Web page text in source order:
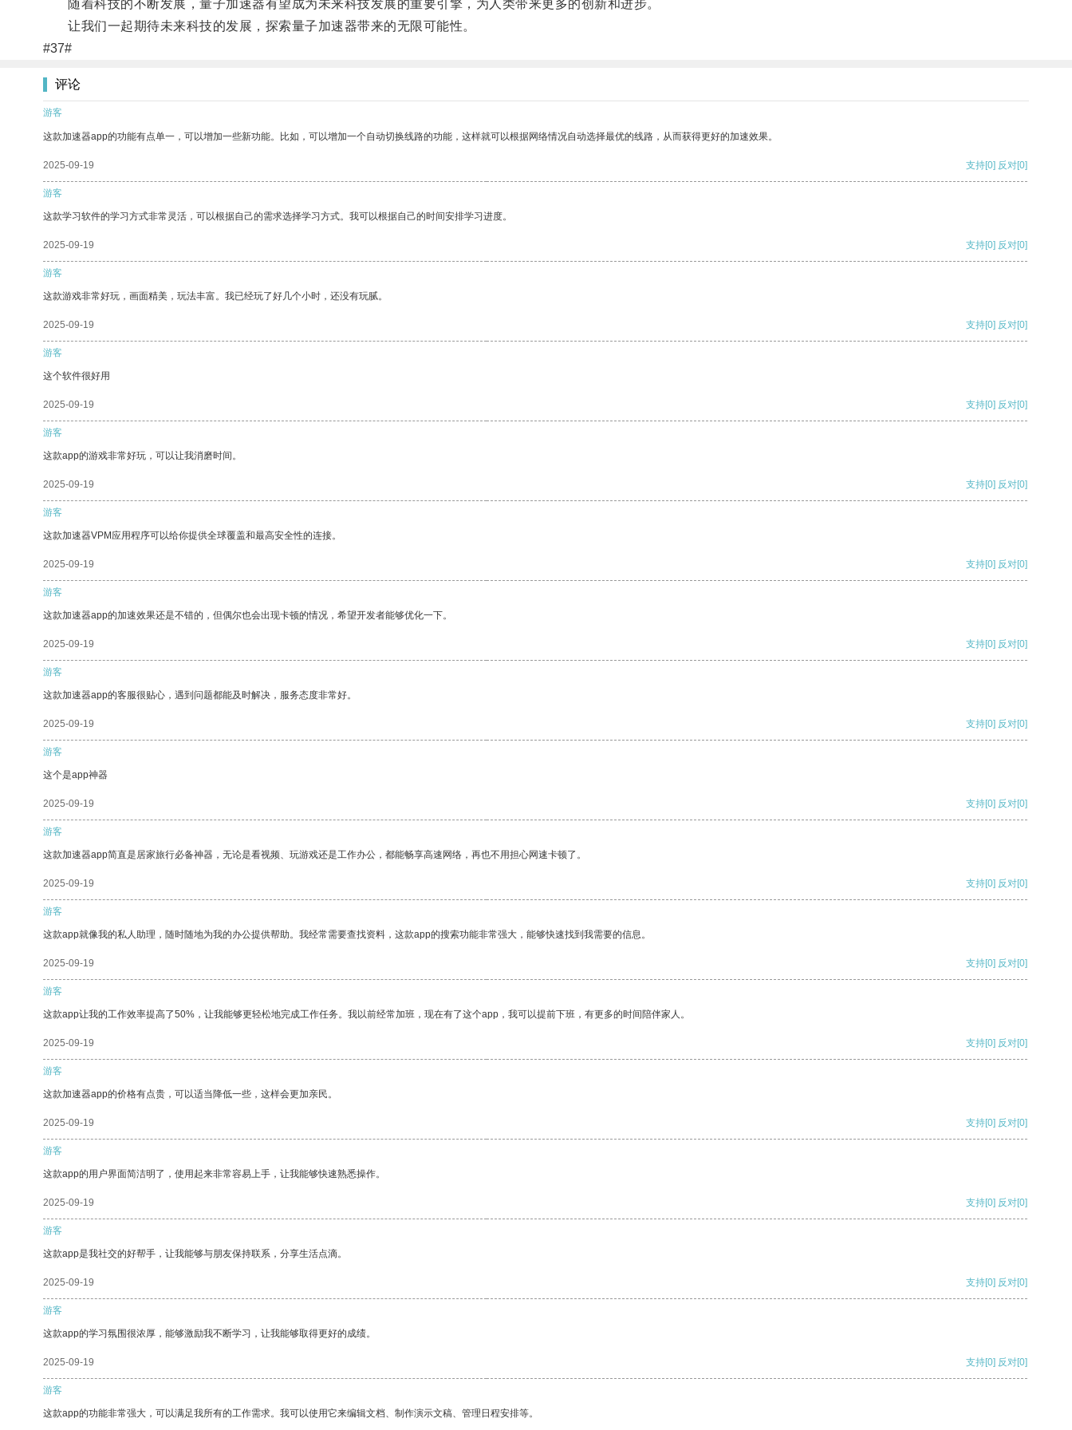
随着科技的不断发展，量子加速器有望成为未来科技发展的重要引擎，为人类带来更多的创新和进步。
让我们一起期待未来科技的发展，探索量子加速器带来的无限可能性。
#37#
评论
游客
这款加速器app的功能有点单一，可以增加一些新功能。比如，可以增加一个自动切换线路的功能，这样就可以根据网络情况自动选择最优的线路，从而获得更好的加速效果。
2025-09-19 支持[0] 反对[0]
游客
这款学习软件的学习方式非常灵活，可以根据自己的需求选择学习方式。我可以根据自己的时间安排学习进度。
2025-09-19 支持[0] 反对[0]
游客
这款游戏非常好玩，画面精美，玩法丰富。我已经玩了好几个小时，还没有玩腻。
2025-09-19 支持[0] 反对[0]
游客
这个软件很好用
2025-09-19 支持[0] 反对[0]
游客
这款app的游戏非常好玩，可以让我消磨时间。
2025-09-19 支持[0] 反对[0]
游客
这款加速器VPM应用程序可以给你提供全球覆盖和最高安全性的连接。
2025-09-19 支持[0] 反对[0]
游客
这款加速器app的加速效果还是不错的，但偶尔也会出现卡顿的情况，希望开发者能够优化一下。
2025-09-19 支持[0] 反对[0]
游客
这款加速器app的客服很贴心，遇到问题都能及时解决，服务态度非常好。
2025-09-19 支持[0] 反对[0]
游客
这个是app神器
2025-09-19 支持[0] 反对[0]
游客
这款加速器app简直是居家旅行必备神器，无论是看视频、玩游戏还是工作办公，都能畅享高速网络，再也不用担心网速卡顿了。
2025-09-19 支持[0] 反对[0]
游客
这款app就像我的私人助理，随时随地为我的办公提供帮助。我经常需要查找资料，这款app的搜索功能非常强大，能够快速找到我需要的信息。
2025-09-19 支持[0] 反对[0]
游客
这款app让我的工作效率提高了50%，让我能够更轻松地完成工作任务。我以前经常加班，现在有了这个app，我可以提前下班，有更多的时间陪伴家人。
2025-09-19 支持[0] 反对[0]
游客
这款加速器app的价格有点贵，可以适当降低一些，这样会更加亲民。
2025-09-19 支持[0] 反对[0]
游客
这款app的用户界面简洁明了，使用起来非常容易上手，让我能够快速熟悉操作。
2025-09-19 支持[0] 反对[0]
游客
这款app是我社交的好帮手，让我能够与朋友保持联系，分享生活点滴。
2025-09-19 支持[0] 反对[0]
游客
这款app的学习氛围很浓厚，能够激励我不断学习，让我能够取得更好的成绩。
2025-09-19 支持[0] 反对[0]
游客
这款app的功能非常强大，可以满足我所有的工作需求。我可以使用它来编辑文档、制作演示文稿、管理日程安排等。